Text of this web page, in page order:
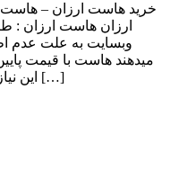
خرید هاست ارزان –
ارزان هاست ارزان :
وبسایت به علت عدم
میدهند هاست با قیمت
این نیاز کاربران، اقدام به ایجاد هاست ارزان و […]